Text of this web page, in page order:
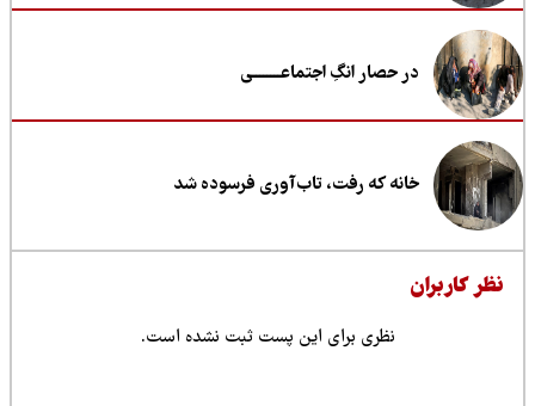
در حصار انگِ اجتماعــــــــی
خانه که رفت، تاب‌آوری فرسوده شد
کاربران
نظری برای این پست ثبت نشده است.